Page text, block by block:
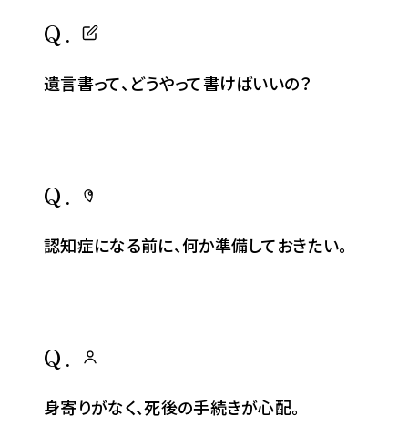
Q.
遺言書って、どうやって書けばいいの？
Q.
認知症になる前に、何か準備しておきたい。
Q.
身寄りがなく、死後の手続きが心配。